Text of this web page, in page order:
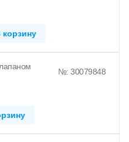
корзину
№: 30079848